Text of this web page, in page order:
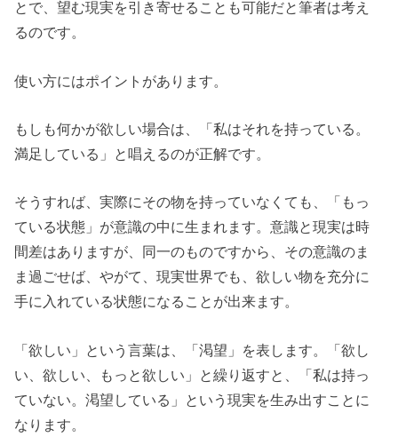
とで、望む現実を引き寄せることも可能だと筆者は考え
るのです。
使い方にはポイントがあります。
もしも何かが欲しい場合は、「私はそれを持っている。
満足している」と唱えるのが正解です。
そうすれば、実際にその物を持っていなくても、「もっ
ている状態」が意識の中に生まれます。意識と現実は時
間差はありますが、同一のものですから、その意識のま
ま過ごせば、やがて、現実世界でも、欲しい物を充分に
手に入れている状態になることが出来ます。
「欲しい」という言葉は、「渇望」を表します。「欲し
い、欲しい、もっと欲しい」と繰り返すと、「私は持っ
ていない。渇望している」という現実を生み出すことに
なります。